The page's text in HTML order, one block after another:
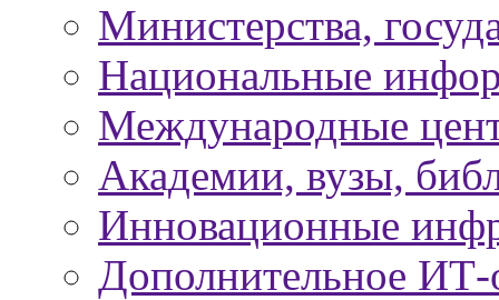
Министерства,
Национальные
Международные
Академии, вузы,
Инновационные
Дополнительное ИТ-